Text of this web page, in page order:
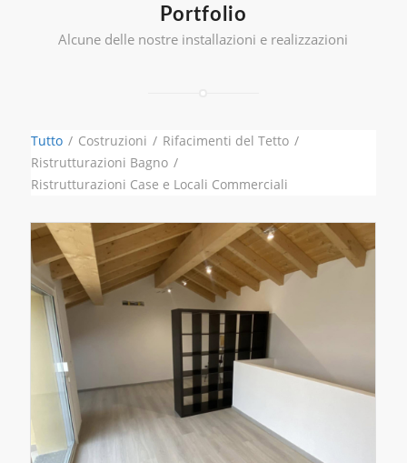
Portfolio
Alcune delle nostre installazioni e realizzazioni
Tutto / Costruzioni / Rifacimenti del Tetto /
Ristrutturazioni Bagno /
Ristrutturazioni Case e Locali Commerciali